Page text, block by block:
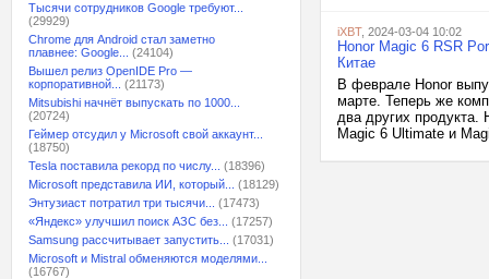
Тысячи сотрудников Google требуют...
(29929)
Chrome для Android стал заметно
плавнее: Google...
(24104)
Вышел релиз OpenIDE Pro —
корпоративной...
(21173)
Mitsubishi начнёт выпускать по 1000...
(20724)
Геймер отсудил у Microsoft свой аккаунт...
(18750)
Tesla поставила рекорд по числу...
(18396)
Microsoft представила ИИ, который...
(18129)
Энтузиаст потратил три тысячи...
(17473)
«Яндекс» улучшил поиск АЗС без...
(17257)
Samsung рассчитывает запустить...
(17031)
Microsoft и Mistral обменяются моделями...
(16767)
iXBT, 2024-03-04 10:02
Honor Magic 6 RSR
Китае
В феврале Honor
марте. Теперь же
два других продукта.
Magic 6 Ultimate и